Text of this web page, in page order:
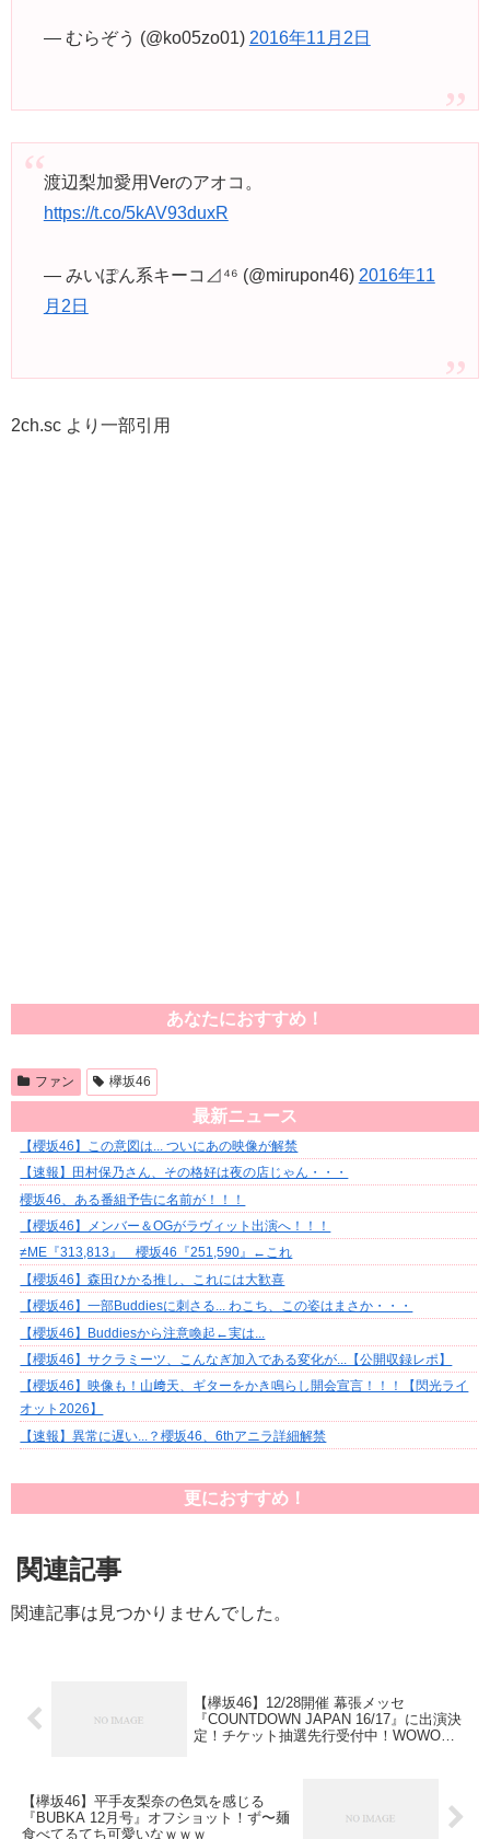
— むらぞう (@ko05zo01) 2016年11月2日
渡辺梨加愛用Verのアオコ。
https://t.co/5kAV93duxR
— みいぽん系キーコ⊿⁴⁶ (@mirupon46) 2016年11
月2日
2ch.sc より一部引用
あなたにおすすめ！
ファン 欅坂46
最新ニュース
【櫻坂46】この意図は... ついにあの映像が解禁
【速報】田村保乃さん、その格好は夜の店じゃん・・・
櫻坂46、ある番組予告に名前が！！！
【櫻坂46】メンバー＆OGがラヴィット出演へ！！！
≠ME『313,813』 櫻坂46『251,590』←これ
【櫻坂46】森田ひかる推し、これには大歓喜
【櫻坂46】一部Buddiesに刺さる... わこち、この姿はまさか・・・
【櫻坂46】Buddiesから注意喚起←実は...
【櫻坂46】サクラミーツ、こんなぎ加入である変化が...【公開収録レポ】
【櫻坂46】映像も！山﨑天、ギターをかき鳴らし開会宣言！！！【閃光ライ
オット2026】
【速報】異常に遅い...？櫻坂46、6thアニラ詳細解禁
更におすすめ！
関連記事
関連記事は見つかりませんでした。
【欅坂46】12/28開催 幕張メッセ
『COUNTDOWN JAPAN 16/17』に出演決
定！チケット抽選先行受付中！WOWOW
【欅坂46】平手友梨奈の色気を感じる
『BUBKA 12月号』オフショット！ず〜麺
食べてるてち可愛いなｗｗｗ